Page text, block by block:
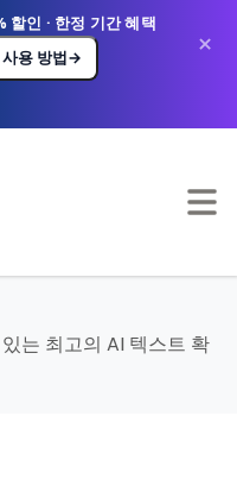
할인 · 한정 기간 혜택
사용 방법→ ×
는 최고의 AI 텍스트 확